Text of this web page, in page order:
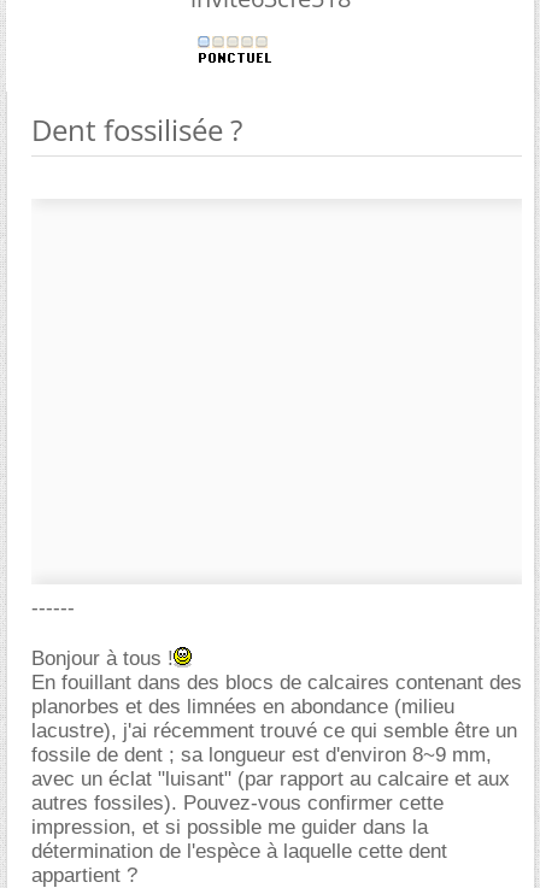
Dent fossilisée ?
------
Bonjour à tous !
En fouillant dans des blocs de calcaires contenant des
planorbes et des limnées en abondance (milieu
lacustre), j'ai récemment trouvé ce qui semble être un
fossile de dent ; sa longueur est d'environ 8~9 mm,
avec un éclat "luisant" (par rapport au calcaire et aux
autres fossiles). Pouvez-vous confirmer cette
impression, et si possible me guider dans la
détermination de l'espèce à laquelle cette dent
appartient ?